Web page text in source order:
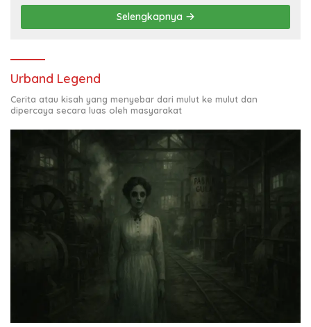
Selengkapnya
Urband Legend
Cerita atau kisah yang menyebar dari mulut ke mulut dan
dipercaya secara luas oleh masyarakat